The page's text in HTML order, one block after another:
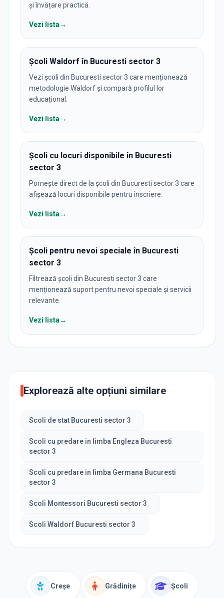
și învățare practică.
Vezi lista→
Școli Waldorf în Bucuresti sector 3
Vezi școli din Bucuresti sector 3 care menționează
metodologie Waldorf și compară profilul lor
educațional.
Vezi lista→
Școli cu locuri disponibile în Bucuresti
sector 3
Pornește direct de la școli din Bucuresti sector 3 care
afișează locuri disponibile pentru înscriere.
Vezi lista→
Școli pentru nevoi speciale în Bucuresti
sector 3
Filtrează școli din Bucuresti sector 3 care
menționează suport pentru nevoi speciale și servicii
relevante.
Vezi lista→
Explorează alte opțiuni similare
Scoli de stat Bucuresti sector 3
Scoli cu predare in limba Engleza Bucuresti
sector 3
Scoli cu predare in limba Germana Bucuresti
sector 3
Scoli Montessori Bucuresti sector 3
Scoli Waldorf Bucuresti sector 3
Creșe Grădinițe Școli